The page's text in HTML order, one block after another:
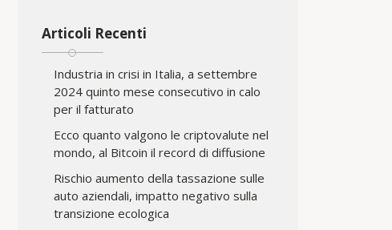
Articoli Recenti
Industria in crisi in Italia, a settembre
2024 quinto mese consecutivo in calo
per il fatturato
Ecco quanto valgono le criptovalute nel
mondo, al Bitcoin il record di diffusione
Rischio aumento della tassazione sulle
auto aziendali, impatto negativo sulla
transizione ecologica